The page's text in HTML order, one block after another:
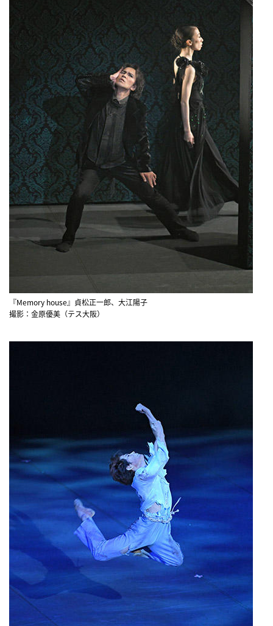
『Memory house』貞松正一郎、大江陽子
撮影：金原優美（テス大阪）